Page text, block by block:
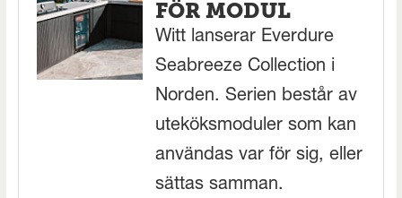
FÖR MODUL
Witt lanserar Everdure
Seabreeze Collection i
Norden. Serien består av
uteköksmoduler som kan
användas var för sig, eller
sättas samman.